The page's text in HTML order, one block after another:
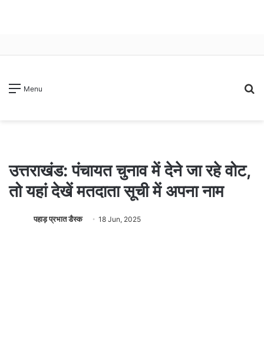
Menu
उत्तराखंड: पंचायत चुनाव में देने जा रहे वोट,
तो यहां देखें मतदाता सूची में अपना नाम
पहाड़ प्रभात डैस्क 18 Jun, 2025